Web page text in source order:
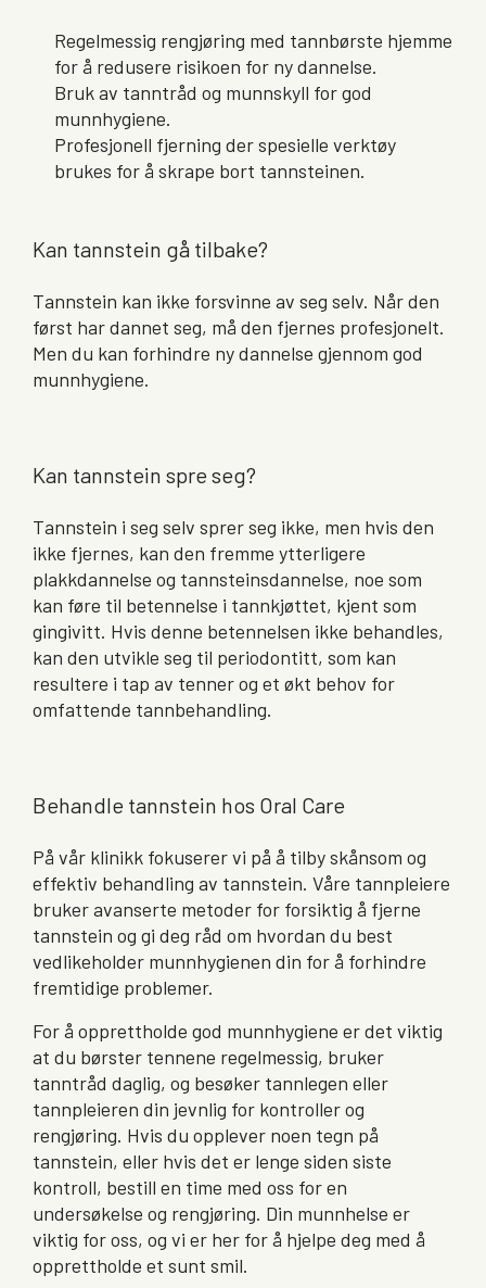
Regelmessig rengjøring med tannbørste hjemme
for å redusere risikoen for ny dannelse.
Bruk av tanntråd og munnskyll for god
munnhygiene.
Profesjonell fjerning der spesielle verktøy
brukes for å skrape bort tannsteinen.
Kan tannstein gå tilbake?
Tannstein kan ikke forsvinne av seg selv. Når den
først har dannet seg, må den fjernes profesjonelt.
Men du kan forhindre ny dannelse gjennom god
munnhygiene.
Kan tannstein spre seg?
Tannstein i seg selv sprer seg ikke, men hvis den
ikke fjernes, kan den fremme ytterligere
plakkdannelse og tannsteinsdannelse, noe som
kan føre til betennelse i tannkjøttet, kjent som
gingivitt. Hvis denne betennelsen ikke behandles,
kan den utvikle seg til periodontitt, som kan
resultere i tap av tenner og et økt behov for
omfattende tannbehandling.
Behandle tannstein hos Oral Care
På vår klinikk fokuserer vi på å tilby skånsom og
effektiv behandling av tannstein. Våre tannpleiere
bruker avanserte metoder for forsiktig å fjerne
tannstein og gi deg råd om hvordan du best
vedlikeholder munnhygienen din for å forhindre
fremtidige problemer.
For å opprettholde god munnhygiene er det viktig
at du børster tennene regelmessig, bruker
tanntråd daglig, og besøker tannlegen eller
tannpleieren din jevnlig for kontroller og
rengjøring. Hvis du opplever noen tegn på
tannstein, eller hvis det er lenge siden siste
kontroll, bestill en time med oss for en
undersøkelse og rengjøring. Din munnhelse er
viktig for oss, og vi er her for å hjelpe deg med å
opprettholde et sunt smil.